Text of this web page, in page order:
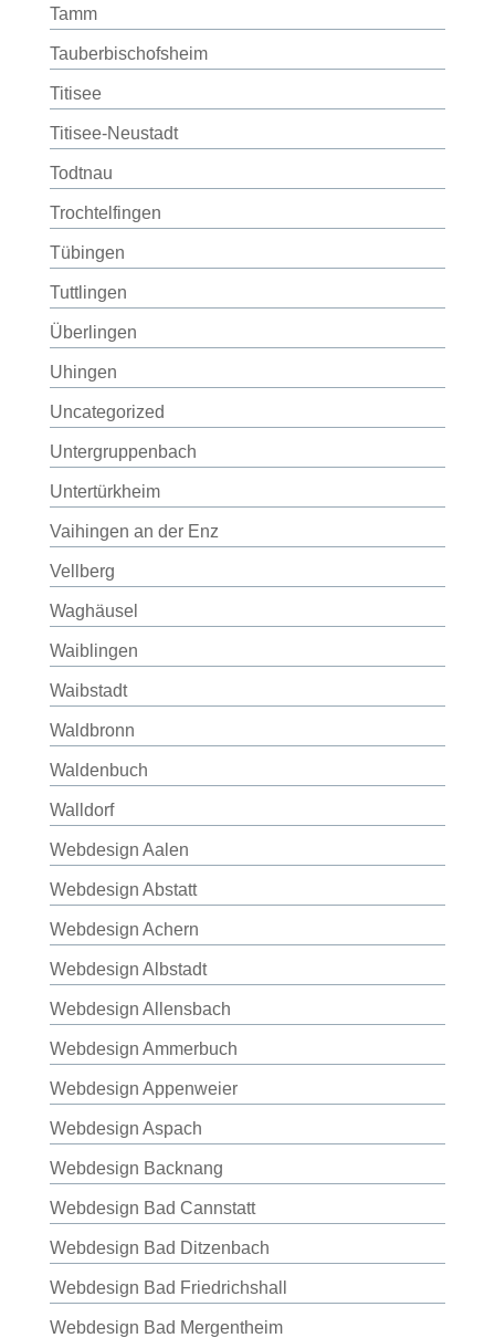
Tamm
Tauberbischofsheim
Titisee
Titisee-Neustadt
Todtnau
Trochtelfingen
Tübingen
Tuttlingen
Überlingen
Uhingen
Uncategorized
Untergruppenbach
Untertürkheim
Vaihingen an der Enz
Vellberg
Waghäusel
Waiblingen
Waibstadt
Waldbronn
Waldenbuch
Walldorf
Webdesign Aalen
Webdesign Abstatt
Webdesign Achern
Webdesign Albstadt
Webdesign Allensbach
Webdesign Ammerbuch
Webdesign Appenweier
Webdesign Aspach
Webdesign Backnang
Webdesign Bad Cannstatt
Webdesign Bad Ditzenbach
Webdesign Bad Friedrichshall
Webdesign Bad Mergentheim